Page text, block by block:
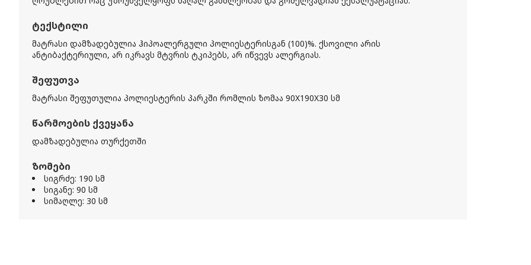
ტექსტილი
მატრასი დამზადებულია ჰიპოალერგული პოლიესტერისგან (100)%. ქსოვილი არის
ანტიბაქტერიული, არ იკრავს მტვრის ტკიპებს, არ იწვევს ალერგიას.
შეფუთვა
მატრასი შეფუთულია პოლიესტერის პარკში რომლის ზომაა 90X190X30 სმ
წარმოების ქვეყანა
დამზადებულია თურქეთში
ზომები
სიგრძე: 190 სმ
სიგანე: 90 სმ
სიმაღლე: 30 სმ